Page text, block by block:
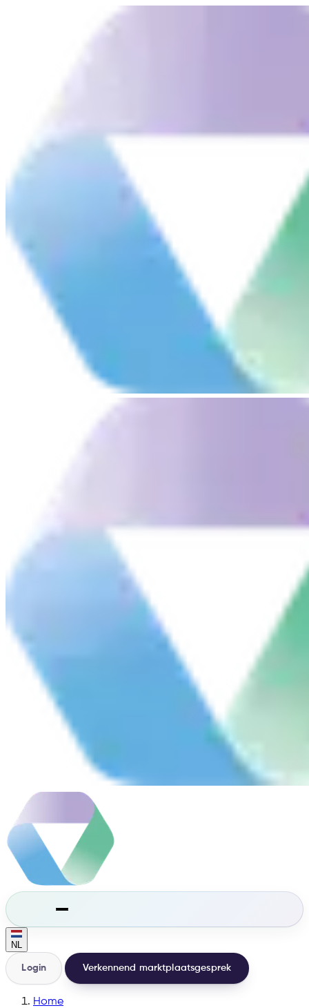
NL
Login Verkennend marktplaatsgesprek
Home